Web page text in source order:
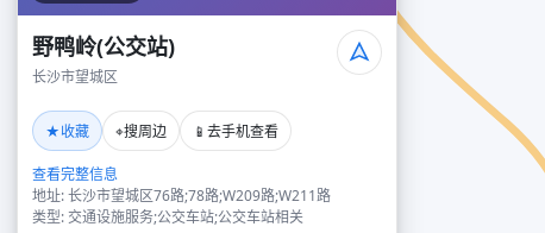
野鸭岭(公交站)
长沙市望城区
★收藏 ⌖搜周边 📱 去手机查看
查看完整信息
地址: 长沙市望城区76路;78路;W209路;W211路
类型: 交通设施服务;公交车站;公交车站相关